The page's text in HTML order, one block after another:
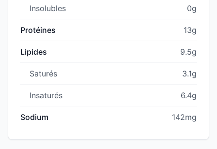
Insolubles 0g
Protéines 13g
Lipides 9.5g
Saturés 3.1g
Insaturés 6.4g
Sodium 142mg